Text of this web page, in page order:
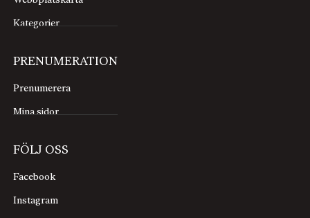
Kategorier
PRENUMERATION
Prenumerera
Mina sidor
FÖLJ OSS
Facebook
Instagram